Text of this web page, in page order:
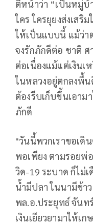
ตีหน้าว่า “เป็นหมู่บ้
ใคร ใครยุยงส่งเสริ
ให้เป็นแบบนี้ แม้ว่า
จงรักภักดีต่อ ชาติ
ต่อเนื่องแม้แต่เงิน
ในหลวงอยู่ตกลงพื้น
ต้องรีบเก็บขึ้นเอาม
ภักดี
"วันนี้พวกเราขอเดิ
พอเพียง ตามรอยพ่
วิด-19 ระบาด ก็ไม่
น้ำมีปลา ในนามีข้า
พล.อ.ประยุทธ์ จันท
เงินเยียวยามาให้เก